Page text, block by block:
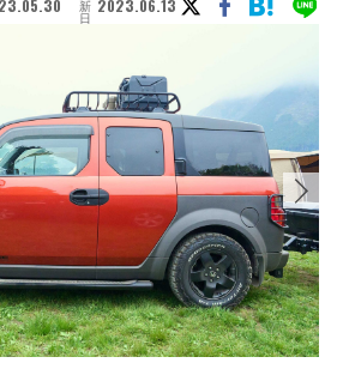
新
日
2023.06.13